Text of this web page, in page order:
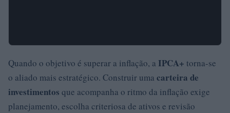
Quando o objetivo é superar a inflação, a IPCA+ torna-se
o aliado mais estratégico. Construir uma carteira de
investimentos que acompanha o ritmo da inflação exige
planejamento, escolha criteriosa de ativos e revisão